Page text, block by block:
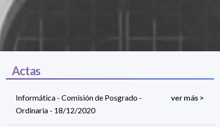
Actas
Informática - Comisión de Posgrado -
Ordinaria - 18/12/2020
ver más >